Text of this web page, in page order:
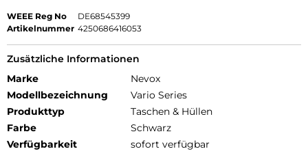
WEEE Reg No
DE68545399
Artikelnummer 4250686416053
Zusätzliche Informationen
Marke
Nevox
Modellbezeichnung
Vario Series
Produkttyp
Taschen & Hüllen
Farbe
Schwarz
Verfügbarkeit
sofort verfügbar